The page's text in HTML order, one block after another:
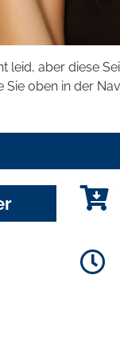
leid, aber diese
Sie oben in der